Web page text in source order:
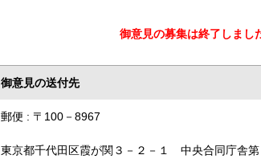
御意見の募集は終了しまし
御意見の送付先
郵便 : 〒100－8967
東京都千代田区霞が関３－２－１ 中央合同庁舎